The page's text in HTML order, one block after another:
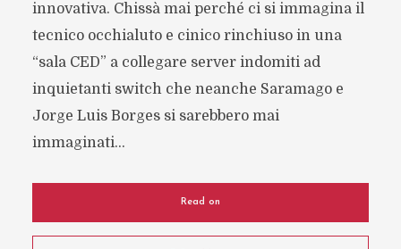
innovativa. Chissà mai perché ci si immagina il
tecnico occhialuto e cinico rinchiuso in una
“sala CED” a collegare server indomiti ad
inquietanti switch che neanche Saramago e
Jorge Luis Borges si sarebbero mai
immaginati...
Read on